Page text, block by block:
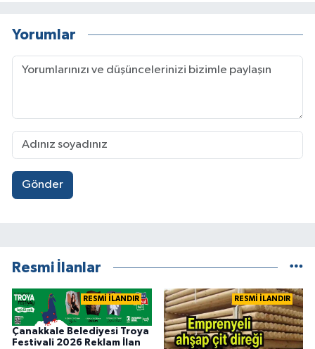
Yorumlar
Gönder
Resmi İlanlar
RESMİ İLANDIR
Çanakkale Belediyesi Troya
Festivali 2026 Reklam İlan
RESMİ İLANDIR